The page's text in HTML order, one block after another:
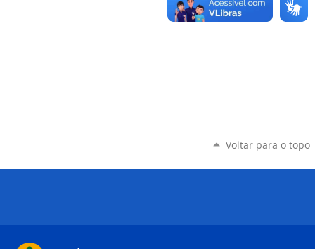
Voltar para o topo